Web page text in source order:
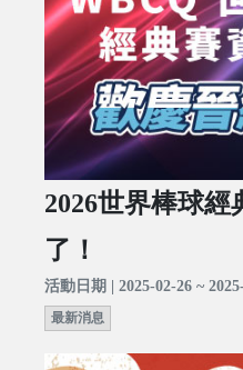
2026世界棒球經
了！
活動日期 | 2025-02-26 ~
最新消息